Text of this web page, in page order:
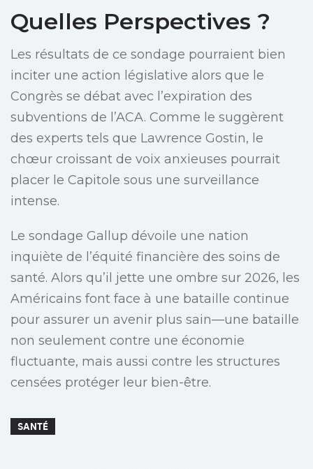
Quelles Perspectives ?
Les résultats de ce sondage pourraient bien
inciter une action législative alors que le
Congrès se débat avec l’expiration des
subventions de l’ACA. Comme le suggèrent
des experts tels que Lawrence Gostin, le
chœur croissant de voix anxieuses pourrait
placer le Capitole sous une surveillance
intense.
Le sondage Gallup dévoile une nation
inquiète de l’équité financière des soins de
santé. Alors qu’il jette une ombre sur 2026, les
Américains font face à une bataille continue
pour assurer un avenir plus sain—une bataille
non seulement contre une économie
fluctuante, mais aussi contre les structures
censées protéger leur bien-être.
SANTÉ